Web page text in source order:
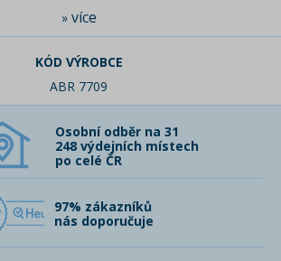
» více
KÓD VÝROBCE
ABR 7709
Osobní odběr na 31
248 výdejních místech
po celé ČR
97% zákazníků
nás doporučuje